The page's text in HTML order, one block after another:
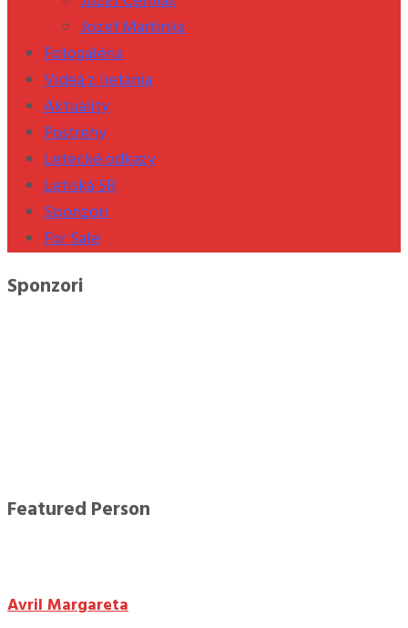
Jozef Martinka
Fotogaléria
Videá z lietania
Aktuality
Postrehy
Letecké odkazy
Letiská SR
Sponzori
For Sale
Sponzori
Featured Person
Avril Margareta